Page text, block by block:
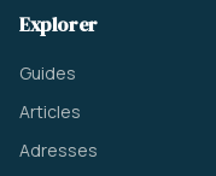
Explorer
Guides
Articles
Adresses